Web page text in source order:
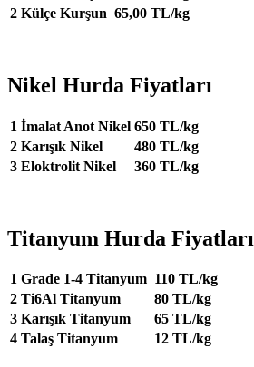
2 Külçe Kurşun 65,00 TL/kg
Nikel Hurda Fiyatları
1 İmalat Anot Nikel 650 TL/kg
2 Karışık Nikel
480 TL/kg
3 Eloktrolit Nikel 360 TL/kg
Titanyum Hurda Fiyatları
1 Grade 1-4 Titanyum 110 TL/kg
2 Ti6Al Titanyum
80 TL/kg
3 Karışık Titanyum
65 TL/kg
4 Talaş Titanyum 12 TL/kg